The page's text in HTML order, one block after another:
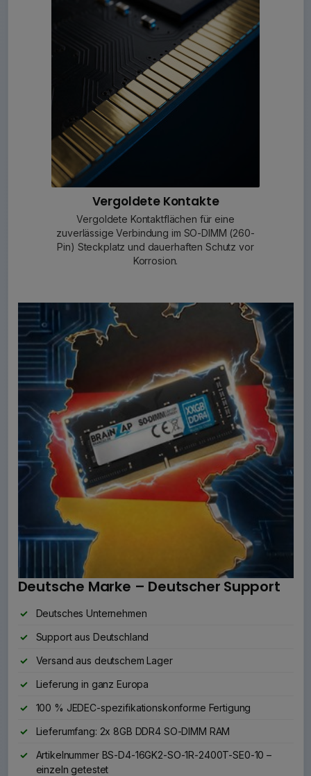
Vergoldete Kontakte
Vergoldete Kontaktflächen für eine
zuverlässige Verbindung im SO-DIMM (260-
Pin) Steckplatz und dauerhaften Schutz vor
Korrosion.
Deutsche Marke – Deutscher Support
Deutsches Unternehmen
Support aus Deutschland
Versand aus deutschem Lager
Lieferung in ganz Europa
100 % JEDEC-spezifikationskonforme Fertigung
Lieferumfang: 2x 8GB DDR4 SO-DIMM RAM
Artikelnummer BS-D4-16GK2-SO-1R-2400T-SE0-10 –
einzeln getestet